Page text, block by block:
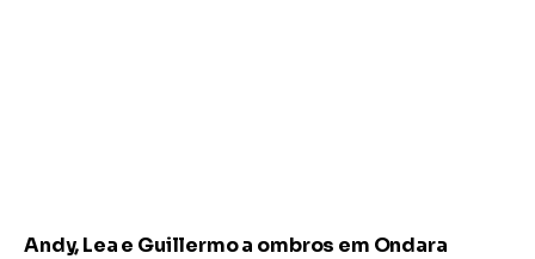
Andy, Lea e Guillermo a ombros em Ondara